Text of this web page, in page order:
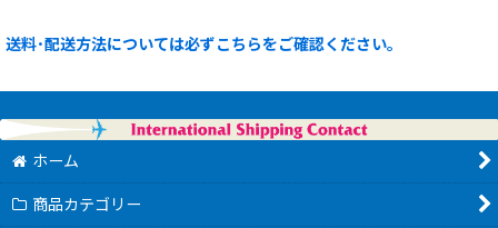
送料･配送方法については必ずこちらをご確認ください。
ホーム
商品カテゴリー